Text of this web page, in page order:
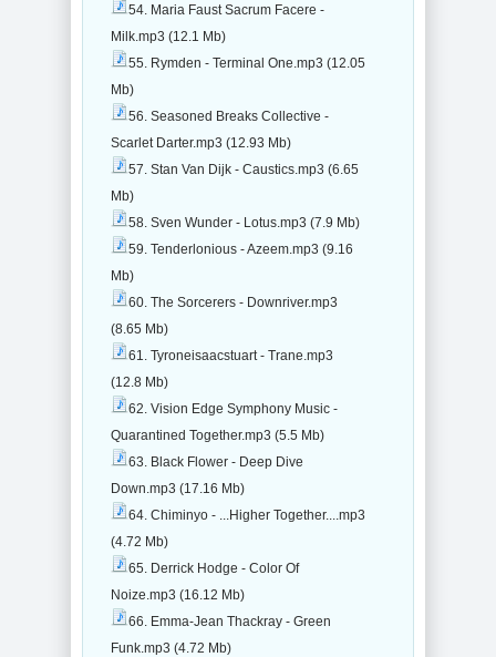
54. Maria Faust Sacrum Facere -
Milk.mp3 (12.1 Mb)
55. Rymden - Terminal One.mp3 (12.05
Mb)
56. Seasoned Breaks Collective -
Scarlet Darter.mp3 (12.93 Mb)
57. Stan Van Dijk - Caustics.mp3 (6.65
Mb)
58. Sven Wunder - Lotus.mp3 (7.9 Mb)
59. Tenderlonious - Azeem.mp3 (9.16
Mb)
60. The Sorcerers - Downriver.mp3
(8.65 Mb)
61. Tyroneisaacstuart - Trane.mp3
(12.8 Mb)
62. Vision Edge Symphony Music -
Quarantined Together.mp3 (5.5 Mb)
63. Black Flower - Deep Dive
Down.mp3 (17.16 Mb)
64. Chiminyo - ...Higher Together....mp3
(4.72 Mb)
65. Derrick Hodge - Color Of
Noize.mp3 (16.12 Mb)
66. Emma-Jean Thackray - Green
Funk.mp3 (4.72 Mb)